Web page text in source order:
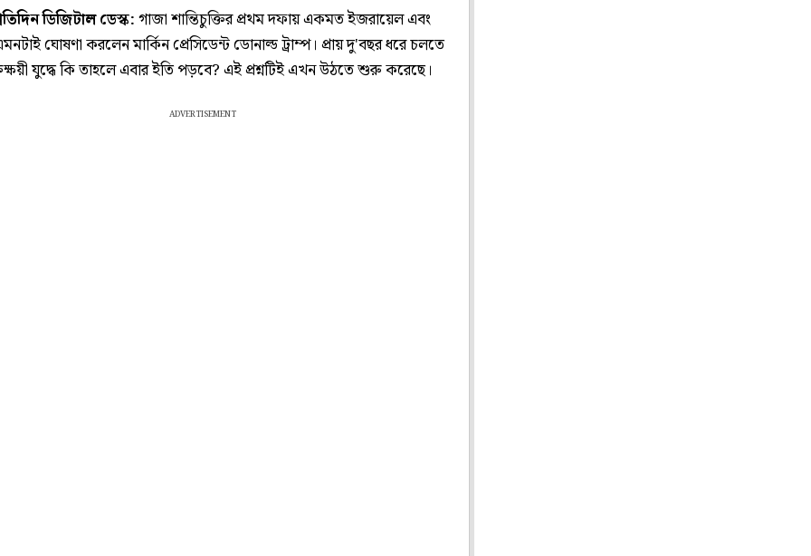
ডিজিটাল ডেস্ক:গাজা শান্তিচুক্তির প্রথম দফায় একমত ইজরায়েল এবং
ঘোষণা করলেন মার্কিন প্রেসিডেন্ট ডোনাল্ড ট্রাম্প। প্রায় দু'বছর ধরে চলতে
যুদ্ধে কি তাহলে এবার ইতি পড়বে? এই প্রশ্নটিই এখন উঠতে শুরু করেছে।
ADVERTISEMENT